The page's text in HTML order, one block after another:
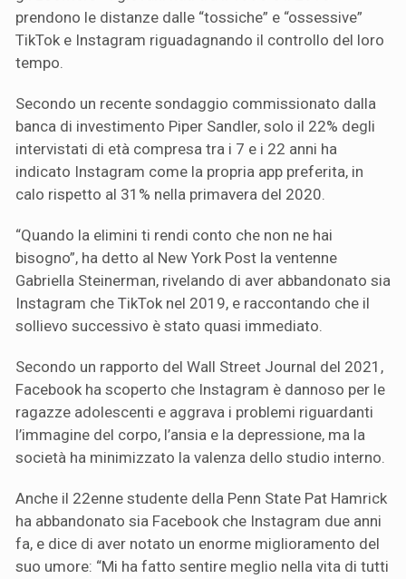
prendono le distanze dalle “tossiche” e “ossessive”
TikTok e Instagram riguadagnando il controllo del loro
tempo.
Secondo un recente sondaggio commissionato dalla
banca di investimento Piper Sandler, solo il 22% degli
intervistati di età compresa tra i 7 e i 22 anni ha
indicato Instagram come la propria app preferita, in
calo rispetto al 31% nella primavera del 2020.
“Quando la elimini ti rendi conto che non ne hai
bisogno”, ha detto al New York Post la ventenne
Gabriella Steinerman, rivelando di aver abbandonato sia
Instagram che TikTok nel 2019, e raccontando che il
sollievo successivo è stato quasi immediato.
Secondo un rapporto del Wall Street Journal del 2021,
Facebook ha scoperto che Instagram è dannoso per le
ragazze adolescenti e aggrava i problemi riguardanti
l’immagine del corpo, l’ansia e la depressione, ma la
società ha minimizzato la valenza dello studio interno.
Anche il 22enne studente della Penn State Pat Hamrick
ha abbandonato sia Facebook che Instagram due anni
fa, e dice di aver notato un enorme miglioramento del
suo umore: “Mi ha fatto sentire meglio nella vita di tutti